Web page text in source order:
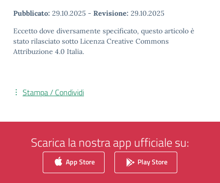
Pubblicato: 29.10.2025 - Revisione: 29.10.2025
Eccetto dove diversamente specificato, questo articolo è
stato rilasciato sotto Licenza Creative Commons
Attribuzione 4.0 Italia.
Stampa / Condividi
Scarica la nostra app ufficiale su:
App Store Play Store